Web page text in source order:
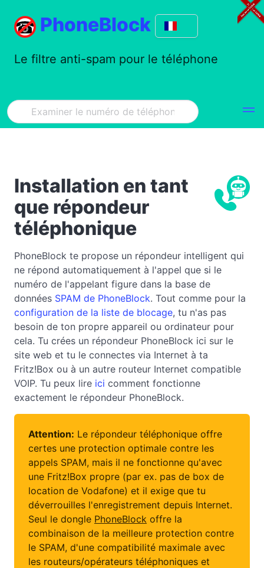
PhoneBlock
Le filtre anti-spam pour le téléphone
Installation en tant
que répondeur
téléphonique
PhoneBlock te propose un répondeur intelligent qui
ne répond automatiquement à l'appel que si le
numéro de l'appelant figure dans la base de
données SPAM de PhoneBlock. Tout comme pour la
configuration de la liste de blocage, tu n'as pas
besoin de ton propre appareil ou ordinateur pour
cela. Tu crées un répondeur PhoneBlock ici sur le
site web et tu le connectes via Internet à ta
Fritz!Box ou à un autre routeur Internet compatible
VOIP. Tu peux lire ici comment fonctionne
exactement le répondeur PhoneBlock.
Attention: Le répondeur téléphonique offre
certes une protection optimale contre les
appels SPAM, mais il ne fonctionne qu'avec
une Fritz!Box propre (par ex. pas de box de
location de Vodafone) et il exige que tu
déverrouilles l'enregistrement depuis Internet.
Seul le dongle PhoneBlock offre la
combinaison de la meilleure protection contre
le SPAM, d'une compatibilité maximale avec
les routeurs/opérateurs téléphoniques et